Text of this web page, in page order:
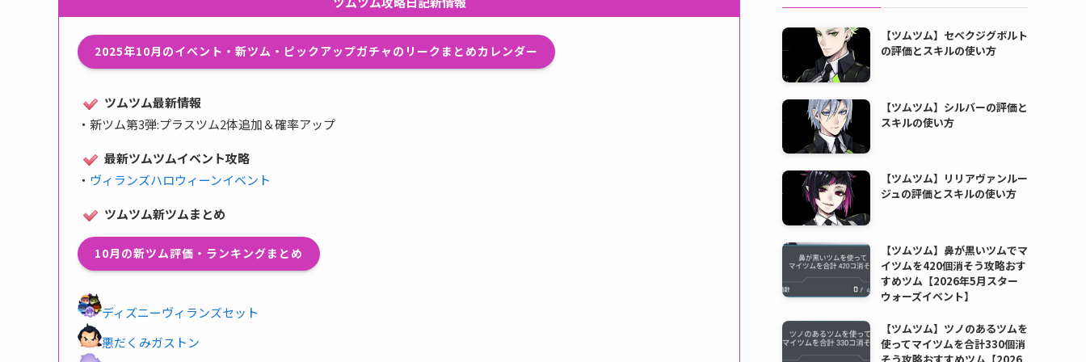
2025年10月のイベント・新ツム・ピックアップガチャのリークまとめカレンダー
ツムツム最新情報
・ 新ツム第3弾:プラスツム2体追加＆確率アップ
最新ツムツムイベント攻略
・ ヴィランズハロウィーンイベント
ツムツム新ツムまとめ
10月の新ツム評価・ランキングまとめ
ディズニーヴィランズセット
悪だくみガストン
【ツムツム】セベクジグボルト
の評価とスキルの使い方
【ツムツム】シルバーの評価と
スキルの使い方
【ツムツム】リリアヴァンルー
ジュの評価とスキルの使い方
【ツムツム】鼻が黒いツムでマ
イツムを420個消そう攻略おす
すめツム【2026年5月スター
ウォーズイベント】
【ツムツム】ツノのあるツムを
使ってマイツムを合計330個消